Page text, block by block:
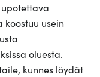
usein
oluesta.
kunnes löydät